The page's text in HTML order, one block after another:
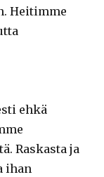
Heitimme
ehkä
Raskasta ja
ihan